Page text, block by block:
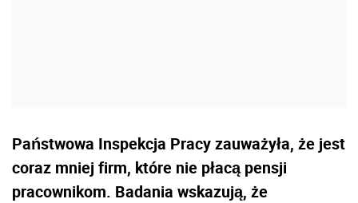
Państwowa Inspekcja Pracy zauważyła, że jest
coraz mniej firm, które nie płacą pensji
pracownikom. Badania wskazują, że